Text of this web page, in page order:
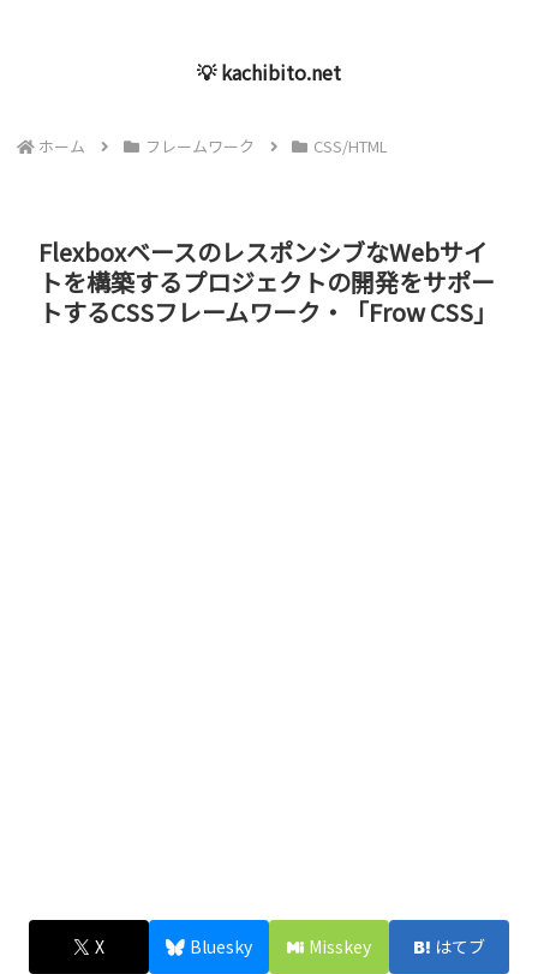
💡 kachibito.net
ホーム フレームワーク CSS/HTML
FlexboxベースのレスポンシブなWebサイ
トを構築するプロジェクトの開発をサポー
トするCSSフレームワーク・「Frow CSS」
X Bluesky Misskey はてブ